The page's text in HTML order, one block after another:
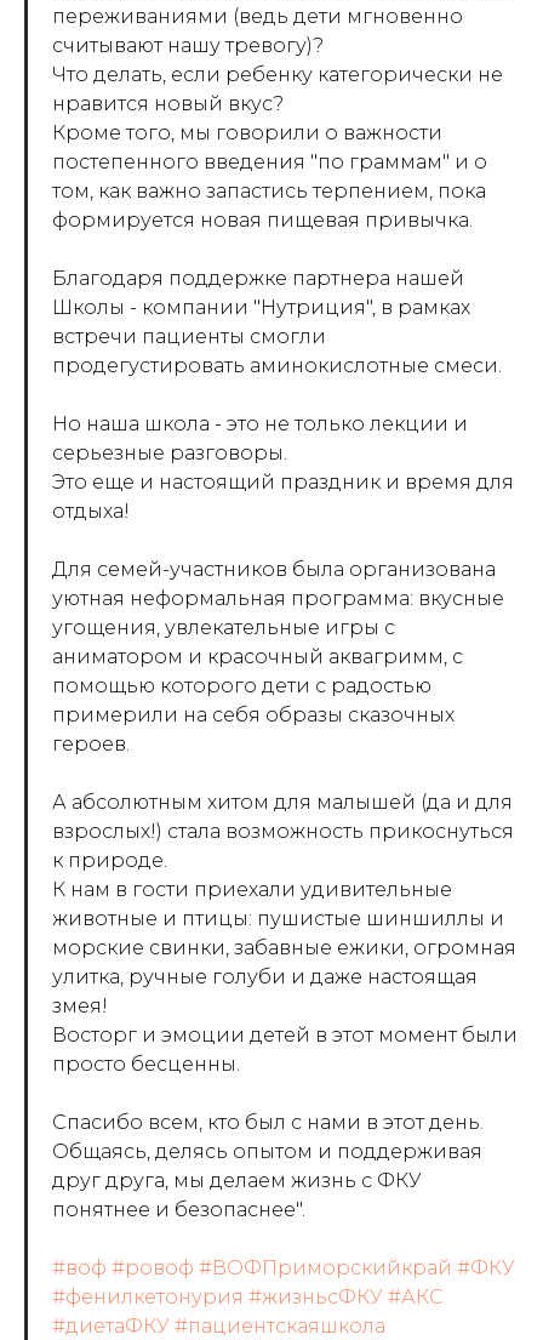
переживаниями (ведь дети мгновенно
считывают нашу тревогу)?
Что делать, если ребенку категорически не
нравится новый вкус?
Кроме того, мы говорили о важности
постепенного введения "по граммам" и о
том, как важно запастись терпением, пока
формируется новая пищевая привычка.
Благодаря поддержке партнера нашей
Школы - компании "Нутриция", в рамках
встречи пациенты смогли
продегустировать аминокислотные смеси.
Но наша школа - это не только лекции и
серьезные разговоры.
Это еще и настоящий праздник и время для
отдыха!
Для семей-участников была организована
уютная неформальная программа: вкусные
угощения, увлекательные игры с
аниматором и красочный аквагримм, с
помощью которого дети с радостью
примерили на себя образы сказочных
героев.
А абсолютным хитом для малышей (да и для
взрослых!) стала возможность прикоснуться
к природе.
К нам в гости приехали удивительные
животные и птицы: пушистые шиншиллы и
морские свинки, забавные ежики, огромная
улитка, ручные голуби и даже настоящая
змея!
Восторг и эмоции детей в этот момент были
просто бесценны.
Спасибо всем, кто был с нами в этот день.
Общаясь, делясь опытом и поддерживая
друг друга, мы делаем жизнь с ФКУ
понятнее и безопаснее".
#воф #ровоф #ВОФПриморскийкрай #ФКУ
#фенилкетонурия #жизньсФКУ #АКС
#диетаФКУ #пациентскаяшкола